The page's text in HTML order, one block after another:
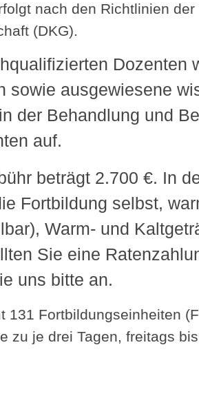
nach den Richtlinien
(DKG).
Dozenten
sowie ausgewiesene
der Behandlung und
auf.
beträgt 2.700 €. In
Fortbildung selbst,
Warm- und
Sie eine
uns bitte an.
131 Fortbildungseinheiten
zu je drei Tagen, freitags